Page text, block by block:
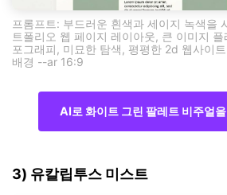
프롬프트: 부드러운 흰색과 세이지 녹색을
트폴리오 웹 페이지 레이아웃, 큰 이미지
포그래피, 미묘한 탐색, 평평한 2d 웹사이
배경 --ar 16:9
AI로 화이트 그린 팔레트 비주얼
3) 유칼립투스 미스트